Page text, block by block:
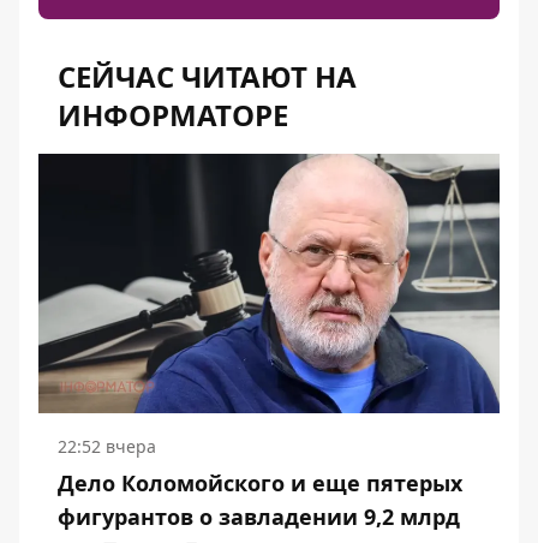
СЕЙЧАС ЧИТАЮТ НА
ИНФОРМАТОРЕ
22:52 вчера
Дело Коломойского и еще пятерых
фигурантов о завладении 9,2 млрд